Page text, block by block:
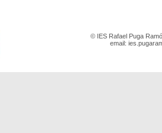
© IES Rafael Puga
email: